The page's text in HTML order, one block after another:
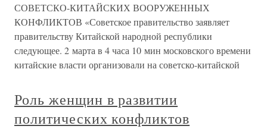
СОВЕТСКО-КИТАЙСКИХ ВООРУЖЕННЫХ
КОНФЛИКТОВ «Советское правительство заявляет
правительству Китайской народной республики
следующее. 2 марта в 4 часа 10 мин московского времени
китайские власти организовали на советско-китайской
Роль женщин в развитии
политических конфликтов